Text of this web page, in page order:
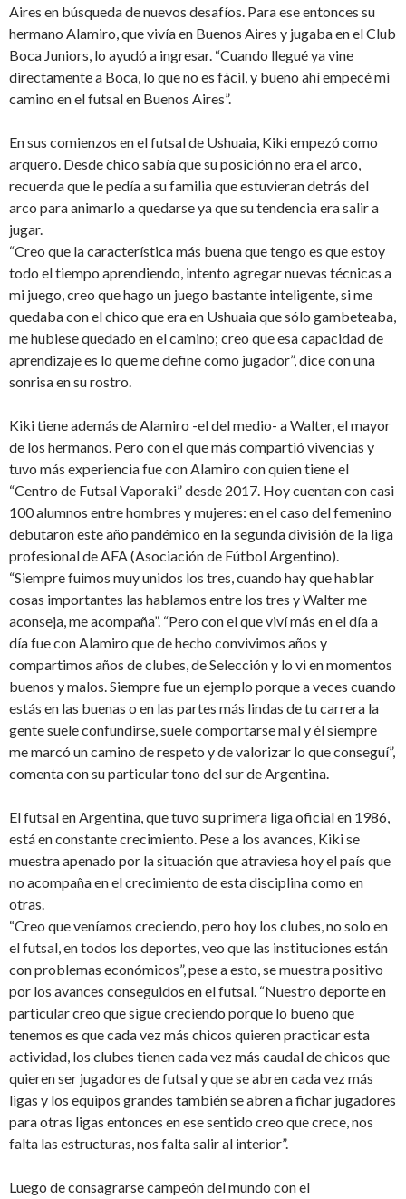
Aires en búsqueda de nue­vos desafíos. Para ese entonces su
hermano Alamiro, que vivía en Buenos Aires y jugaba en el Club
Boca Juniors, lo ayudó a ingresar. “Cuando llegué ya vine
directamente a Boca, lo que no es fácil, y bueno ahí empecé mi
camino en el futsal en Buenos Aires”.
En sus comienzos en el futsal de Ushuaia, Kiki empezó como
arquero. Desde chico sa­bía que su posición no era el arco,
recuerda que le pedía a su familia que estuvieran de­trás del
arco para animarlo a quedarse ya que su tendencia era salir a
jugar.
“Creo que la característica más buena que tengo es que estoy
todo el tiempo apren­diendo, intento agregar nuevas técnicas a
mi juego, creo que hago un juego bastan­te inteligente, si me
quedaba con el chico que era en Ushuaia que sólo gambeteaba,
me hubiese quedado en el camino; creo que esa capacidad de
aprendizaje es lo que me define como jugador”, dice con una
sonrisa en su rostro.
Kiki tiene además de Alamiro -el del medio- a Walter, el mayor
de los hermanos. Pero con el que más compartió vivencias y
tuvo más experiencia fue con Alamiro con quien tiene el
“Centro de Futsal Vaporaki” desde 2017. Hoy cuentan con casi
100 alumnos entre hombres y mujeres: en el caso del fe­menino
debutaron este año pandémico en la segunda división de la liga
profesional de AFA (Asociación de Fútbol Argentino).
“Siempre fuimos muy unidos los tres, cuan­do hay que hablar
cosas importantes las ha­blamos entre los tres y Walter me
aconseja, me acompaña”. “Pero con el que viví más en el día a
día fue con Alamiro que de hecho convivimos años y
compartimos años de clu­bes, de Selección y lo vi en momentos
bue­nos y malos. Siempre fue un ejemplo porque a veces cuando
estás en las buenas o en las partes más lindas de tu carrera la
gente sue­le confundirse, suele comportarse mal y él siempre
me marcó un camino de respeto y de valorizar lo que conseguí”,
comenta con su particular tono del sur de Argentina.
El futsal en Argentina, que tuvo su primera liga oficial en 1986,
está en constante creci­miento. Pese a los avances, Kiki se
muestra apenado por la situación que atraviesa hoy el país que
no acompaña en el crecimiento de esta disciplina como en
otras.
“Creo que veníamos creciendo, pero hoy los clubes, no solo en
el futsal, en todos los deportes, veo que las instituciones están
con problemas económicos”, pese a esto, se muestra positivo
por los avances con­seguidos en el futsal. “Nuestro deporte en
particular creo que sigue creciendo porque lo bueno que
tenemos es que cada vez más chicos quieren practicar esta
actividad, los clubes tienen cada vez más caudal de chicos que
quieren ser jugadores de futsal y que se abren cada vez más
ligas y los equipos grandes también se abren a fichar jugadores
para otras ligas entonces en ese sentido creo que crece, nos
falta las estructuras, nos falta salir al interior”.
Luego de consagrarse campeón del mundo con el